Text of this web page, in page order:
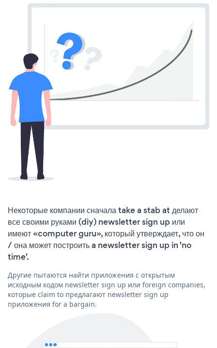
Некоторые компании сначала take a stab at делают
все своими руками (diy) newsletter sign up или
имеют «computer guru», который утверждает, что он
/ она может построить a newsletter sign up in 'no
time'.
Другие пытаются найти приложения с открытым
исходным кодом newsletter sign up или foreign companies,
которые claim to предлагают newsletter sign up
приложения for a bargain.